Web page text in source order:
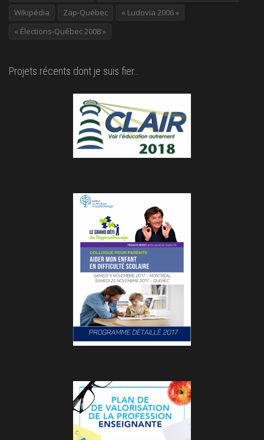
Wikipédia
Zap-Québec
« Ludovia 2006 »
« Élections-Québec 2008 »
Projets récents dont je suis fier…